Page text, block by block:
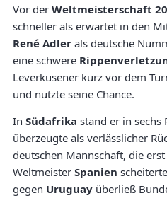
Vor der Weltmeisterschaft
schneller als erwartet in den
René Adler als deutsche
eine schwere
Leverkusener kurz vor dem
und nutzte seine Chance.
In Südafrika stand er in sechs
überzeugte als verlässlicher
deutschen Mannschaft, die
Weltmeister Spanien
gegen Uruguay überließ